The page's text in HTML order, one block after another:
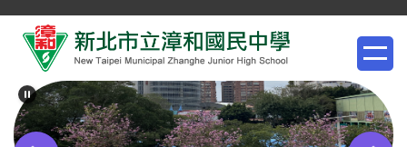
要
內
容